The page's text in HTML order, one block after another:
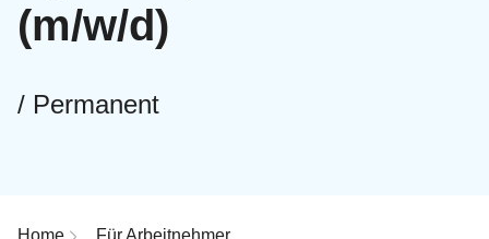
(m/w/d)
/ Permanent
Breadcrumb-Navigation
Home
Für Arbeitnehmer